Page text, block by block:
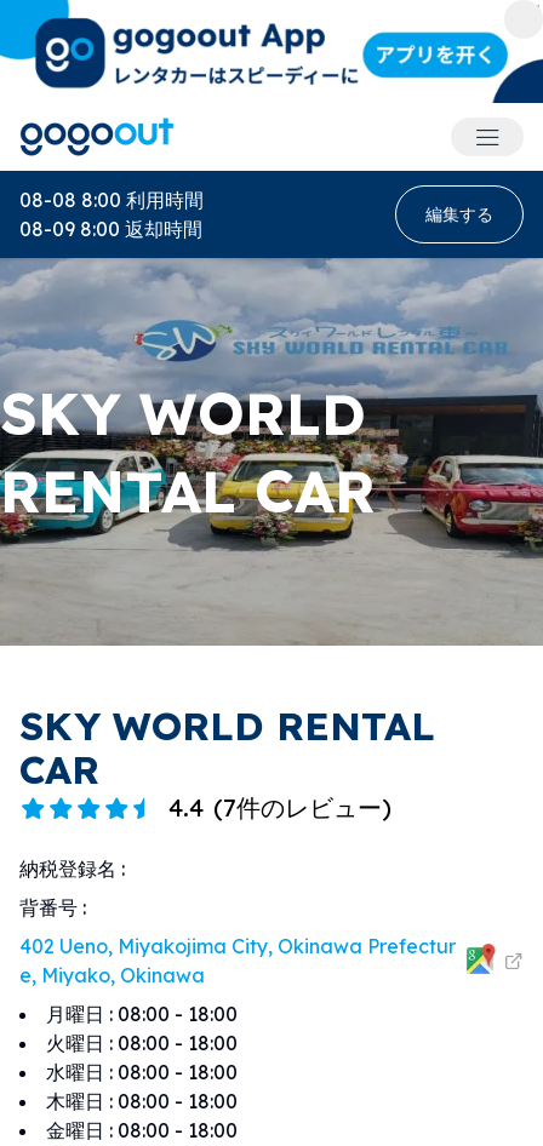
アカウ
08-08 8:00 利用時間
08-09 8:00 返却時間
編集する
SKY WORLD
RENTAL CAR
SKY WORLD RENTAL
CAR
4.4 (7件のレビュー)
納税登録名 :
背番号 :
402 Ueno, Miyakojima City, Okinawa Prefectur
e, Miyako, Okinawa
月曜日 : 08:00 - 18:00
火曜日 : 08:00 - 18:00
水曜日 : 08:00 - 18:00
木曜日 : 08:00 - 18:00
金曜日 : 08:00 - 18:00